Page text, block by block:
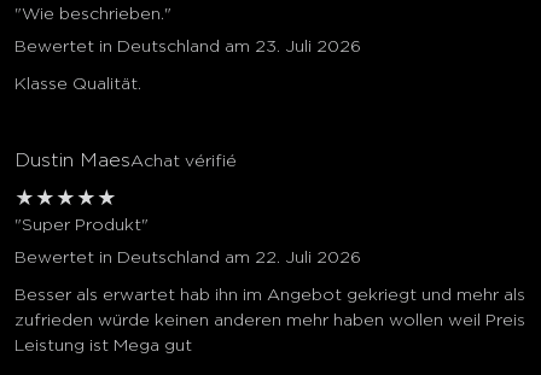
"Wie beschrieben."
Bewertet in Deutschland am 23. Juli 2026
Klasse Qualität.
Dustin MaesAchat vérifié
★ ★ ★ ★ ★
"Super Produkt"
Bewertet in Deutschland am 22. Juli 2026
Besser als erwartet hab ihn im Angebot gekriegt und mehr als
zufrieden würde keinen anderen mehr haben wollen weil Preis
Leistung ist Mega gut